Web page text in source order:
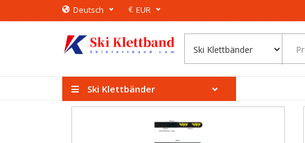
Deutsch € EUR
Ski Klettbänder